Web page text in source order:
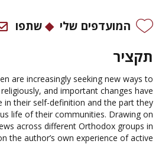
המועדפים שלי שתפו
תקציר
are increasingly seeking new ways to
and important changes have
in their self-definition and the part they
life of their communities. Drawing on
across different Orthodox groups in
the author’s own experience of active